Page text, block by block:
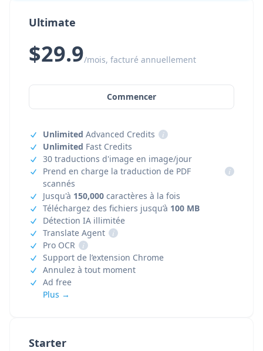
Starter
Ultimate
$29.9/mois, facturé annuellement
Commencer
Unlimited Advanced Credits
i
Unlimited Fast Credits
30 traductions d'image en image/jour
Prend en charge la traduction de PDF
scannés
i
Jusqu'à 150,000 caractères à la fois
Téléchargez des fichiers jusqu’à 100 MB
Détection IA illimitée
Translate Agent
i
Pro OCR
i
Support de l’extension Chrome
Annulez à tout moment
Ad free
Plus →